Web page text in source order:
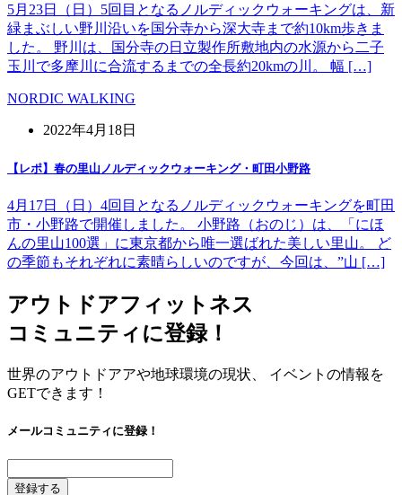
5月23日（日）5回目となるノルディックウォーキングは、新
緑まぶしい野川沿いを国分寺から深大寺まで約10km歩きま
した。 野川は、国分寺の日立製作所敷地内の水源から二子
玉川で多摩川に合流するまでの全長約20kmの川。 幅 […]
NORDIC WALKING
2022年4月18日
【レポ】春の里山ノルディックウォーキング・町田小野路
4月17日（日）4回目となるノルディックウォーキングを町田
市・小野路で開催しました。 小野路（おのじ）は、「にほ
んの里山100選」に東京都から唯一選ばれた美しい里山。 ど
の季節もそれぞれに素晴らしいのですが、今回は、”山 […]
アウトドアフィットネス
コミュニティに登録！
世界のアウトドアアや地球環境の現状、 イベントの情報を
GETできます！
メールコミュニティに登録！